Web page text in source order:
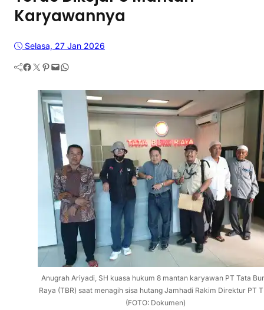
Karyawannya
Selasa, 27 Jan 2026
Facebook Twitter Pinterest Mail WhatsApp
Anugrah Ariyadi, SH kuasa hukum 8 mantan karyawan PT Tata
Raya (TBR) saat menagih sisa hutang Jamhadi Rakim Direktur PT
(FOTO: Dokumen)